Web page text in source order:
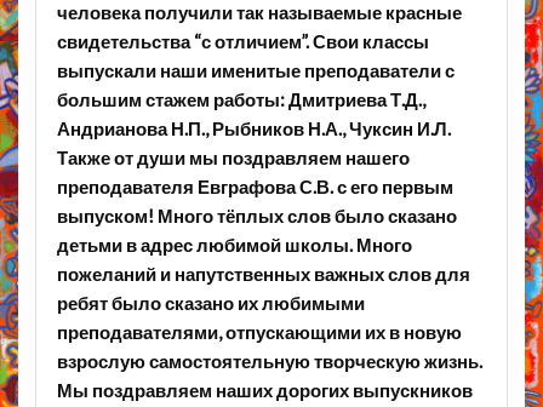
человека получили так называемые красные
свидетельства “с отличием”. Свои классы
выпускали наши именитые преподаватели с
большим стажем работы: Дмитриева Т.Д.,
Андрианова Н.П., Рыбников Н.А., Чуксин И.Л.
Также от души мы поздравляем нашего
преподавателя Евграфова С.В. с его первым
выпуском! Много тёплых слов было сказано
детьми в адрес любимой школы. Много
пожеланий и напутственных важных слов для
ребят было сказано их любимыми
преподавателями, отпускающими их в новую
взрослую самостоятельную творческую жизнь.
Мы поздравляем наших дорогих выпускников